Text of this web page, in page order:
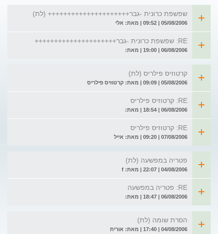
שפשפת כרונית -גבר+++++++++++++++++++++ (לת)
05/08/2006 | 09:52 | מאת: אלי
RE: שפשפת כרונית -גבר+++++++++++++++++++++
06/08/2006 | 19:00 | מאת:
קרטוזיס פילריס (לת)
05/08/2006 | 09:09 | מאת: קרטוזיס פילריס
RE: קרטוזיס פילריס
06/08/2006 | 18:54 | מאת:
RE: קרטוזיס פילריס
07/08/2006 | 09:20 | מאת: אייל
פטריה במפשעה (לת)
04/08/2006 | 22:07 | מאת: f
RE: פטריה במפשעה
06/08/2006 | 18:47 | מאת:
הסרת שומה (לת)
04/08/2006 | 17:40 | מאת: אורית